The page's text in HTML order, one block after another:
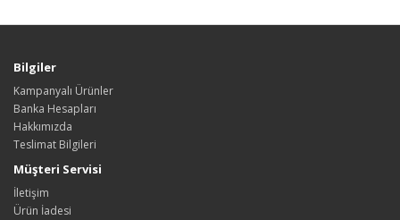
Bilgiler
Kampanyalı Ürünler
Banka Hesapları
Hakkımızda
Teslimat Bilgileri
Müşteri Servisi
İletişim
Ürün İadesi